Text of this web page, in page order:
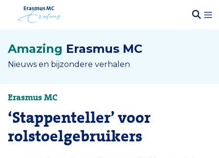
Amazing Erasmus MC
Nieuws en bijzondere verhalen
Erasmus MC
‘Stappenteller’ voor
rolstoelgebruikers